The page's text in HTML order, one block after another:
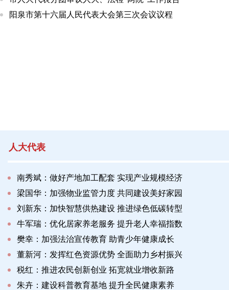
阳泉市第十六届人民代表大会第三次会议议程
人大代表
南秀斌：做好产地加工配套 实现产业规模经济
梁国华：加强物业监管力度 共同建设美好家园
刘新东：加快智慧供热建设 推进绿色低碳转型
牛军瑞：优化居家养老服务 提升老人幸福指数
樊幸：加强法治宣传教育 助青少年健康成长
董新河：发挥红色资源优势 全面助力乡村振兴
税红：推进农民创新创业 拓宽就业增收新路
朱卉：建设科普教育基地 提升全民健康素养